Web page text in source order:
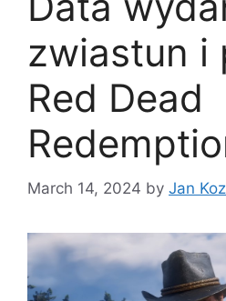
zwiastun i
Red Dead
March 14, 2024 by Jan